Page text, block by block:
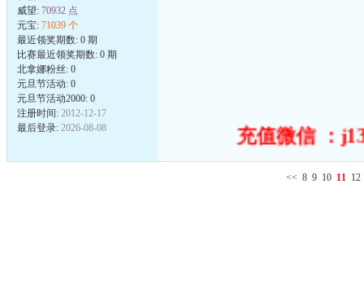
威望: 70932 点
元宝: 71039 个
最近领奖期数: 0 期
比赛最近领奖期数: 0 期
北拿娜粉丝: 0
元旦节活动: 0
元旦节活动2000: 0
注册时间: 2012-12-17
最后登录: 2026-08-08 充值微信 ：
<< 8 9 10 11 12